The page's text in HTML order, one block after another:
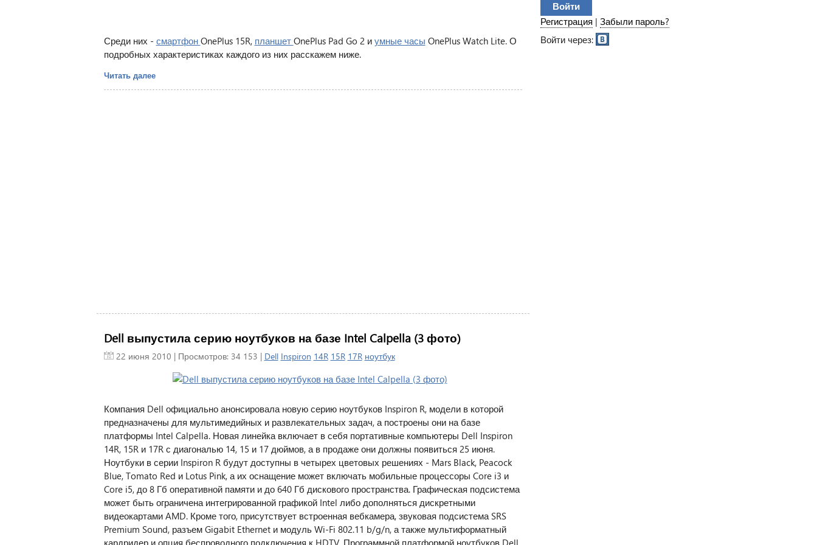
Среди них - смартфон OnePlus 15R, планшет OnePlus Pad Go 2 и умные часы OnePlus Watch Lite. О
подробных характеристиках каждого из них расскажем ниже.
Читать далее
Dell выпустила серию ноутбуков на базе Intel Calpella (3 фото)
22 июня 2010 | Просмотров: 34 153 | Dell Inspiron 14R 15R 17R ноутбук
Компания Dell официально анонсировала новую серию ноутбуков Inspiron R, модели в которой
предназначены для мультимедийных и развлекательных задач, а построены они на базе
платформы Intel Calpella. Новая линейка включает в себя портативные компьютеры Dell Inspiron
14R, 15R и 17R с диагональю 14, 15 и 17 дюймов, а в продаже они должны появиться 25 июня.
Ноутбуки в серии Inspiron R будут доступны в четырех цветовых решениях - Mars Black, Peacock
Blue, Tomato Red и Lotus Pink, а их оснащение может включать мобильные процессоры Core i3 и
Core i5, до 8 Гб оперативной памяти и до 640 Гб дискового пространства. Графическая подсистема
может быть ограничена интегрированной графикой Intel либо дополняться дискретными
видеокартами AMD. Кроме того, присутствует встроенная вебкамера, звуковая подсистема SRS
Premium Sound, разъем Gigabit Ethernet и модуль Wi-Fi 802.11 b/g/n, а также мультиформатный
кардридер и опция беспроводного подключения к HDTV. Программной платформой ноутбуков Dell
Регистрация | Забыли пароль?
Войти через: